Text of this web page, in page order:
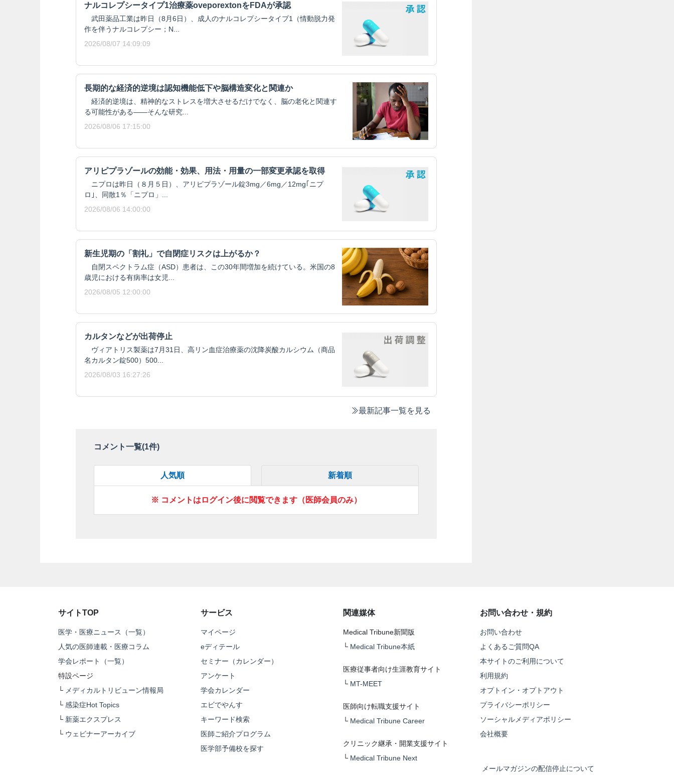
ナルコレプシータイプ1治療薬oveporextonをFDAが承認
武田薬品工業は昨日（8月6日）、成人のナルコレプシータイプ1（情動脱力発
作を伴うナルコレプシー；N...
2026/08/07 14:09:09
長期的な経済的逆境は認知機能低下や脳構造変化と関連か
経済的逆境は、精神的なストレスを増大させるだけでなく、脳の老化と関連す
る可能性がある——そんな研究...
2026/08/06 17:15:00
アリピプラゾールの効能・効果、用法・用量の一部変更承認を取得
ニプロは昨日（８月５日）、アリピプラゾール錠3mg／6mg／12mg｢ニプ
ロ｣、同散1％「ニプロ」...
2026/08/06 14:00:00
新生児期の「割礼」で自閉症リスクは上がるか？
自閉スペクトラム症（ASD）患者は、この30年間増加を続けている。米国の8
歳児における有病率は女児...
2026/08/05 12:00:00
カルタンなどが出荷停止
ヴィアトリス製薬は7月31日、高リン血症治療薬の沈降炭酸カルシウム（商品
名カルタン錠500）500...
2026/08/03 16:27:26
最新記事一覧を見る
コメント一覧(1件)
人気順 新着順
※ コメントはログイン後に閲覧できます（医師会員のみ）
サイトTOP
医学・医療ニュース（一覧）
人気の医師連載・医療コラム
学会レポート（一覧）
特設ページ
└ メディカルトリビューン情報局
└ 感染症Hot Topics
└ 新薬エクスプレス
└ ウェビナーアーカイブ
サービス
マイページ
eディテール
セミナー（カレンダー）
アンケート
学会カレンダー
エビでやんす
キーワード検索
医師ご紹介プログラム
医学部予備校を探す
関連媒体
Medical Tribune新聞版
└ Medical Tribune本紙
医療従事者向け生涯教育サイト
└ MT-MEET
医師向け転職支援サイト
└ Medical Tribune Career
クリニック継承・開業支援サイト
└ Medical Tribune Next
お問い合わせ・規約
お問い合わせ
よくあるご質問QA
本サイトのご利用について
利用規約
オプトイン・オプトアウト
プライバシーポリシー
ソーシャルメディアポリシー
会社概要
メールマガジンの配信停止について